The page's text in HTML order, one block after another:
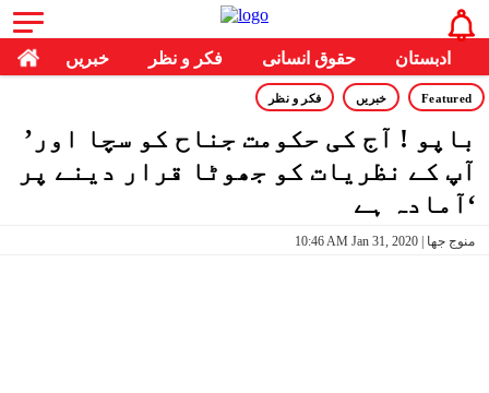
خبریں فکر و نظر حقوق انسانی ادبستان
Featured خبریں فکر و نظر
’باپو ! آج کی حکومت جناح کو سچا اور
آپ کے نظریات کو جھوٹا قرار دینے پر
آمادہ ہے‘
10:46 AM Jan 31, 2020 | منوج جھا